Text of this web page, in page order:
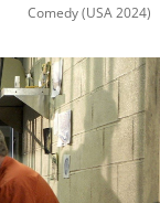
Comedy(USA 2024)